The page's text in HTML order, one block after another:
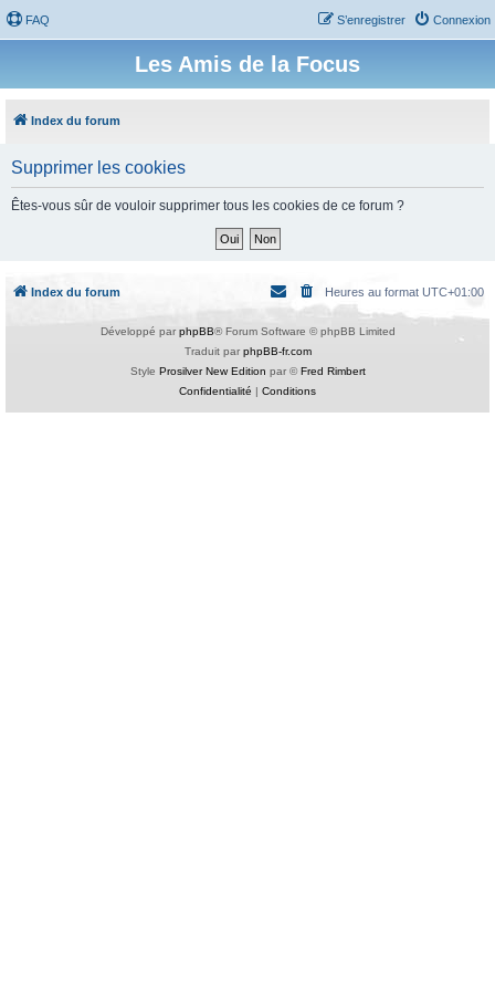
FAQ Connexion
S’enregistrer
Les Amis de la Focus
Index du forum
Supprimer les cookies
Êtes-vous sûr de vouloir supprimer tous les cookies de ce forum ?
Index du forum Heures au format UTC+01:00
Développé par phpBB® Forum Software © phpBB Limited
Traduit par phpBB-fr.com
Style Prosilver New Edition par ©Fred Rimbert
Confidentialité | Conditions